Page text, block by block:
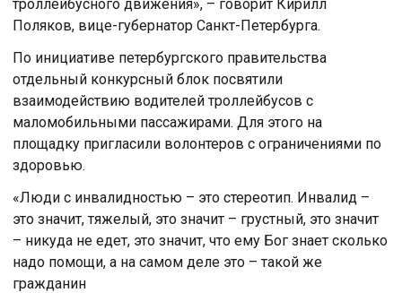
троллейбусного движения», – говорит Кирилл
Поляков, вице-губернатор Санкт-Петербурга.
По инициативе петербургского правительства
отдельный конкурсный блок посвятили
взаимодействию водителей троллейбусов с
маломобильными пассажирами. Для этого на
площадку пригласили волонтеров с ограничениями по
здоровью.
«Люди с инвалидностью – это стереотип. Инвалид –
это значит, тяжелый, это значит – грустный, это значит
– никуда не едет, это значит, что ему Бог знает сколько
надо помощи, а на самом деле это – такой же
гражданин